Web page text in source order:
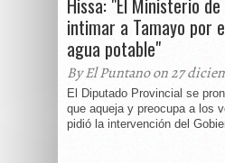
Hissa: "El Ministerio
intimar a Tamayo por
agua potable"
By El Puntano on 27
El Diputado Provincial se
que aqueja y preocupa a los
pidió la intervención del